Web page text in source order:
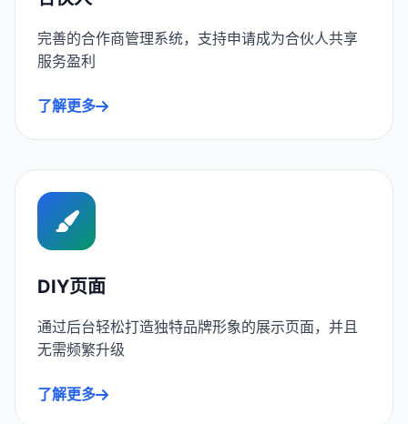
完善的合作商管理系统，支持申请成为合伙人共享
服务盈利
了解更多
DIY页面
通过后台轻松打造独特品牌形象的展示页面，并且
无需频繁升级
了解更多